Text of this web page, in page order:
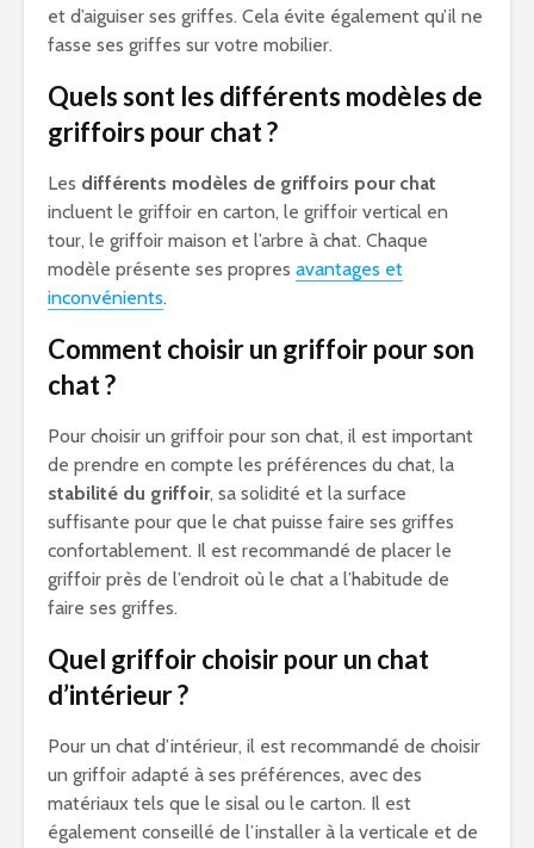
et d’aiguiser ses griffes. Cela évite également qu’il ne
fasse ses griffes sur votre mobilier.
Quels sont les différents modèles de
griffoirs pour chat ?
Les différents modèles de griffoirs pour chat
incluent le griffoir en carton, le griffoir vertical en
tour, le griffoir maison et l’arbre à chat. Chaque
modèle présente ses propres avantages et
inconvénients.
Comment choisir un griffoir pour son
chat ?
Pour choisir un griffoir pour son chat, il est important
de prendre en compte les préférences du chat, la
stabilité du griffoir, sa solidité et la surface
suffisante pour que le chat puisse faire ses griffes
confortablement. Il est recommandé de placer le
griffoir près de l’endroit où le chat a l’habitude de
faire ses griffes.
Quel griffoir choisir pour un chat
d’intérieur ?
Pour un chat d’intérieur, il est recommandé de choisir
un griffoir adapté à ses préférences, avec des
matériaux tels que le sisal ou le carton. Il est
également conseillé de l’installer à la verticale et de